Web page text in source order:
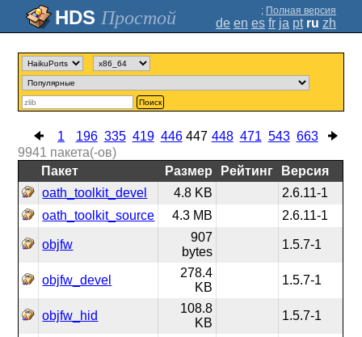
Простой ; Полная версия
de en es fr ja pt ru zh
Поиск
1 196 335 419 446 447 448 471 543 663
9941 пакета(-ов)
Пакет
Размер Рейтинг
Версия
oath_toolkit_devel
4.8 KB
2.6.11-1
oath_toolkit_source
4.3 MB 2.6.11-1
objfw
907
bytes
1.5.7-1
objfw_devel
278.4
KB
1.5.7-1
objfw_hid
108.8
KB
1.5.7-1